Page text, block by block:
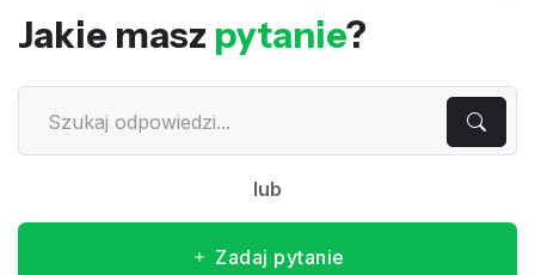
Jakie masz pytanie?
lub
Zadaj pytanie